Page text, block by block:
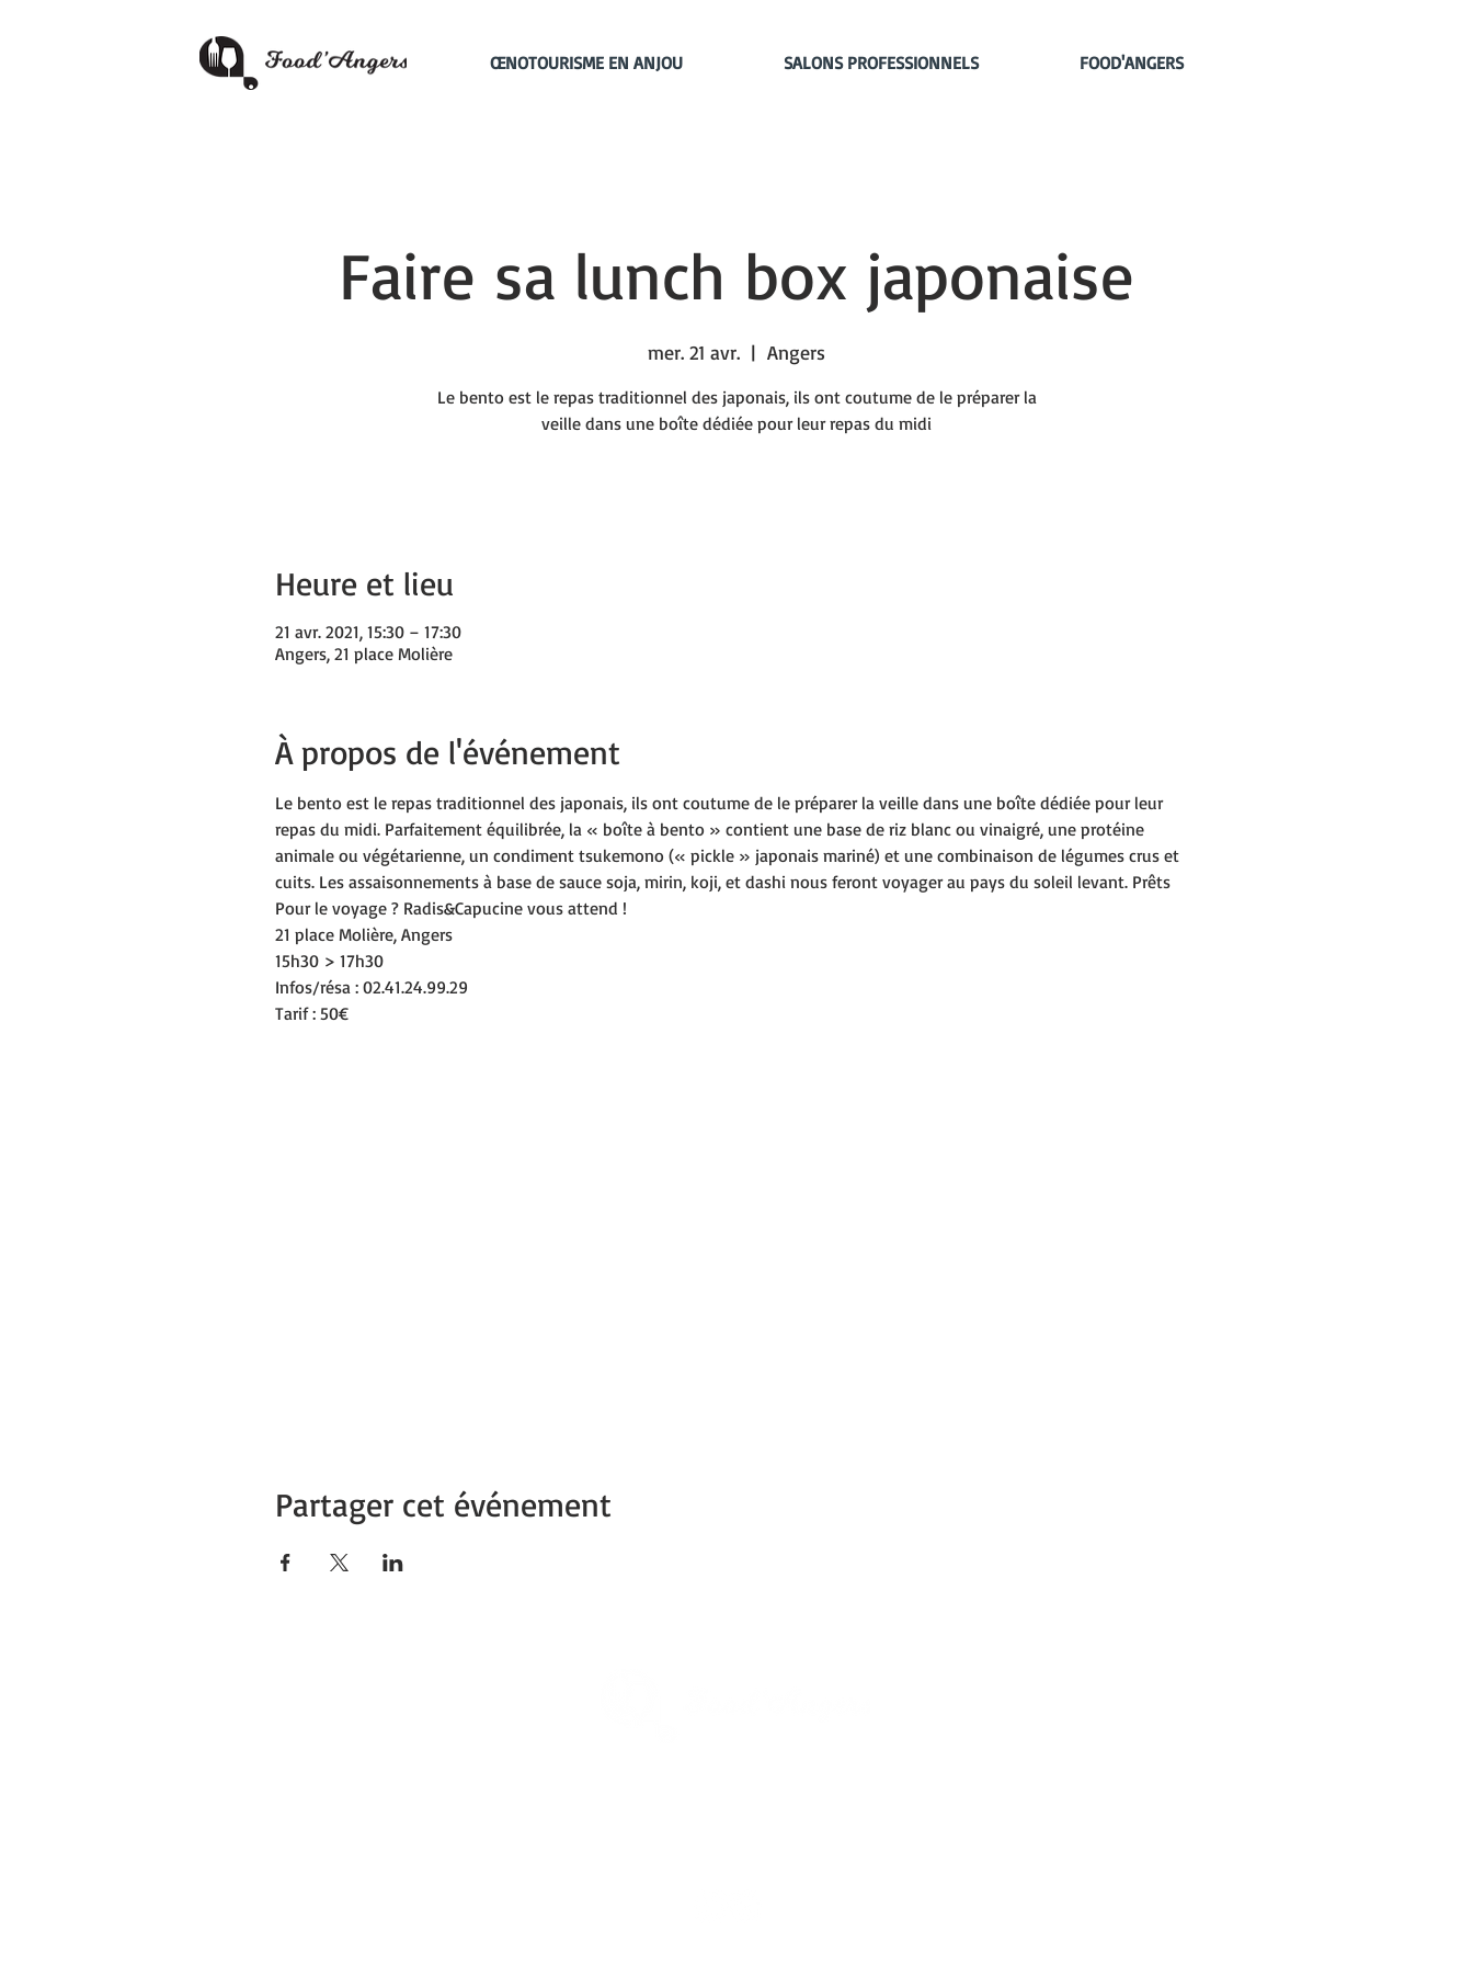
ŒNOTOURISME EN ANJOU SALONS PROFESSIONNELS FOOD'ANGERS
Faire sa lunch box japonaise
mer. 21 avr.
  |
Angers
Le bento est le repas traditionnel des japonais, ils ont coutume de le préparer la
veille dans une boîte dédiée pour leur repas du midi
Heure et lieu
21 avr. 2021, 15:30 – 17:30
Angers, 21 place Molière
À propos de l'événement
Le bento est le repas traditionnel des japonais, ils ont coutume de le préparer la veille dans une boîte dédiée pour leur
repas du midi. Parfaitement équilibrée, la « boîte à bento » contient une base de riz blanc ou vinaigré, une protéine
animale ou végétarienne, un condiment tsukemono (« pickle » japonais mariné) et une combinaison de légumes crus et
cuits. Les assaisonnements à base de sauce soja, mirin, koji, et dashi nous feront voyager au pays du soleil levant. Prêts
Pour le voyage ? Radis&Capucine vous attend !
21 place Molière, Angers
15h30 > 17h30
Infos/résa : 02.41.24.99.29
Tarif : 50€
Partager cet événement